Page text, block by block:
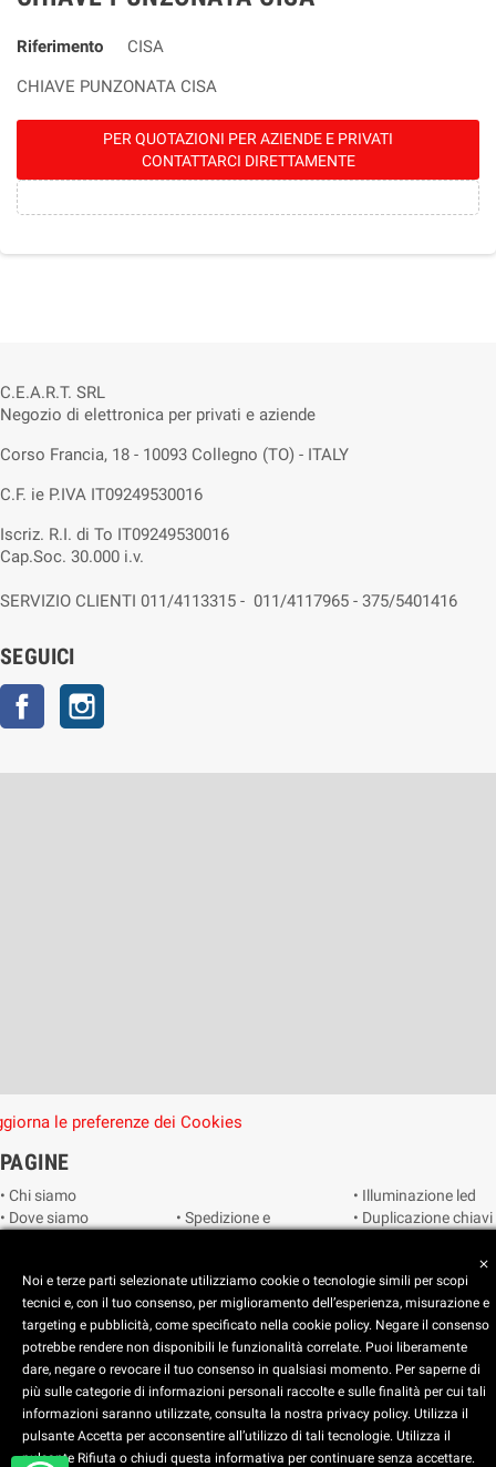
Riferimento
CISA
CHIAVE PUNZONATA CISA
PER QUOTAZIONI PER AZIENDE E PRIVATI
CONTATTARCI DIRETTAMENTE
C.E.A.R.T. SRL
Negozio di elettronica per privati e aziende
Corso Francia, 18 - 10093 Collegno (TO) - ITALY
C.F. ie P.IVA IT09249530016
Iscriz. R.I. di To IT09249530016
Cap.Soc. 30.000 i.v.
SERVIZIO CLIENTI 011/4113315 - 011/4117965 - 375/5401416
SEGUICI
Facebook
le preferenze dei Cookies
PAGINE
• Chi siamo
• Dove siamo
• Reimposta le
preferenze dei
cookie
• Spedizione e
vendita
• Catalogo
• Illuminazione led
• Duplicazione chiavi
telecomandi
• Smart home
• Video sorveglianza
Copyright © 2025 CEART | Negozio di elettronica Torino
C.E.A.R.T. Elettronica
4.5starstarstarstar star_half
Basato su914recensioni
close
Noi e terze parti selezionate utilizziamo cookie o tecnologie simili per scopi
tecnici e, con il tuo consenso, per miglioramento dell’esperienza, misurazione e
targeting e pubblicità, come specificato nella cookie policy. Negare il consenso
potrebbe rendere non disponibili le funzionalità correlate. Puoi liberamente
dare, negare o revocare il tuo consenso in qualsiasi momento. Per saperne di
più sulle categorie di informazioni personali raccolte e sulle finalità per cui tali
informazioni saranno utilizzate, consulta la nostra privacy policy. Utilizza il
pulsante Accetta per acconsentire all’utilizzo di tali tecnologie. Utilizza il
pulsante Rifiuta o chiudi questa informativa per continuare senza accettare.